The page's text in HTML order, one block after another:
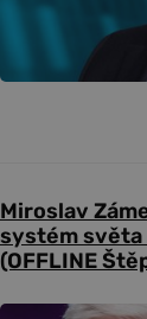
Miroslav
systém světa
(OFFLINE